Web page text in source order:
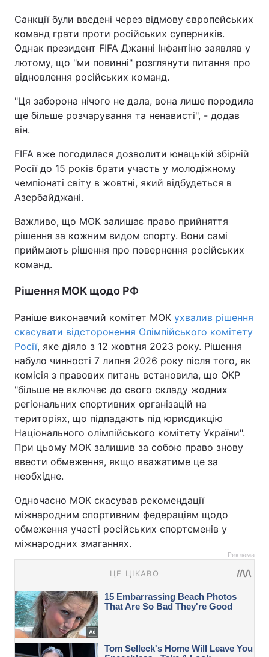
Санкції були введені через відмову європейських
команд грати проти російських суперників.
Однак президент FIFA Джанні Інфантіно заявляв у
лютому, що "ми повинні" розглянути питання про
відновлення російських команд.
"Ця заборона нічого не дала, вона лише породила
ще більше розчарування та ненависті", - додав
він.
FIFA вже погодилася дозволити юнацькій збірній
Росії до 15 років брати участь у молодіжному
чемпіонаті світу в жовтні, який відбудеться в
Азербайджані.
Важливо, що МОК залишає право прийняття
рішення за кожним видом спорту. Вони самі
приймають рішення про повернення російських
команд.
Рішення МОК щодо РФ
Раніше виконавчий комітет МОК ухвалив рішення
скасувати відсторонення Олімпійського комітету
Росії, яке діяло з 12 жовтня 2023 року. Рішення
набуло чинності 7 липня 2026 року після того, як
комісія з правових питань встановила, що ОКР
"більше не включає до свого складу жодних
регіональних спортивних організацій на
територіях, що підпадають під юрисдикцію
Національного олімпійського комітету України".
При цьому МОК залишив за собою право знову
ввести обмеження, якщо вважатиме це за
необхідне.
Одночасно МОК скасував рекомендації
міжнародним спортивним федераціям щодо
обмеження участі російських спортсменів у
міжнародних змаганнях.
Реклама